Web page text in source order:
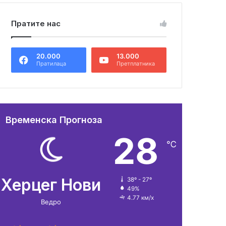
Пратите нас
20.000
Пратилаца
13.000
Претплатника
Временска Прогноза
Херцег Нови
Ведро
28 ℃
38º - 27º
49%
4.77 км/х